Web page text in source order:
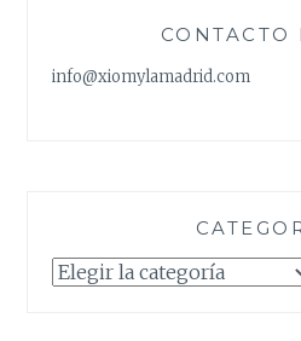
CONTACTO
info@xiomylamadrid.com
Categorías